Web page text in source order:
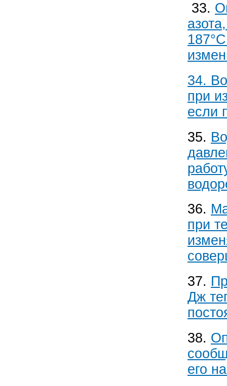
33.
34.
при
если
35.
36.
при
37.
Дж
38.
его